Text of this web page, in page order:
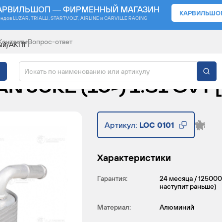
— ФИРМЕННЫЙ МАГАЗИН
LUZAR, TRIALLI, STARTVOLT, AIRLINE и CARVILLE RACING
Вопрос-ответ
АКПП
АКПП ДЛЯ
JUKE (10-) 1.6I CVT
Артикул: LOC 0101
Характеристики
Гарантия:
24 месяца /
наступит раньше)
Материал: Алюминий